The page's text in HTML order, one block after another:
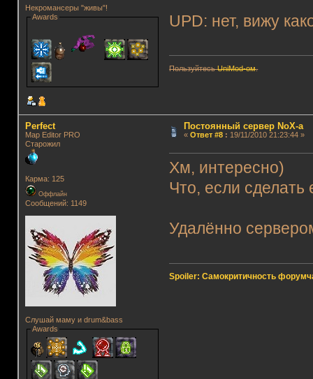
Некромансеры "живы"!
Awards
UPD: нет, вижу
ПользуйтесьUniMod-ом.
Perfect
Map Editor PRO
Старожил
Карма: 125
Оффлайн
Сообщений: 1149
Слушай маму и drum&bass
Awards
Постоянный сервер NoX-а
« Ответ #8: 19/11/2010 21:23:44 »
Хм, интересно)
Что, если
Удалённо
Spoiler: Самокритичность